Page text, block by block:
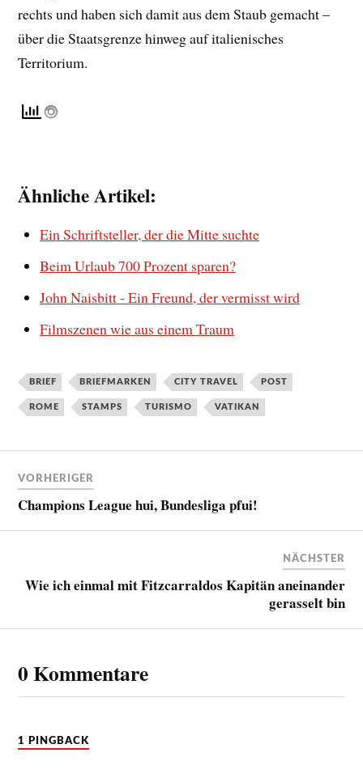
rechts und haben sich damit aus dem Staub gemacht –
über die Staatsgrenze hinweg auf italienisches
Territorium.
Ähnliche Artikel:
Ein Schriftsteller, der die Mitte suchte
Beim Urlaub 700 Prozent sparen?
John Naisbitt - Ein Freund, der vermisst wird
Filmszenen wie aus einem Traum
BRIEF BRIEFMARKEN CITY TRAVEL POST
ROME STAMPS TURISMO VATIKAN
VORHERIGER
Champions League hui, Bundesliga pfui!
NÄCHSTER
Wie ich einmal mit Fitzcarraldos Kapitän aneinander
gerasselt bin
0 Kommentare
1 PINGBACK